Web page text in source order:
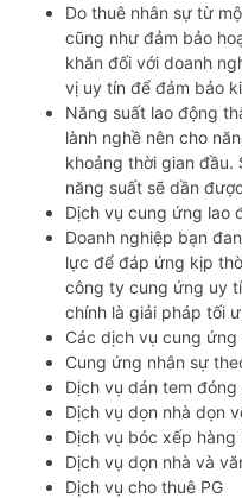
Do thuê nhân sự từ
cũng như đảm bảo
khăn đối với doanh
vị uy tín để đảm bảo
Năng suất lao động
lành nghề nên cho
khoảng thời gian đầu.
năng suất sẽ dần
Dịch vụ cung ứng lao
Doanh nghiệp bạn
lực để đáp ứng kịp
công ty cung ứng uy
chính là giải pháp tối
Các dịch vụ cung ứng
Cung ứng nhân sự
Dịch vụ dán tem
Dịch vụ dọn nhà dọn
Dịch vụ bóc xếp hàng
Dịch vụ dọn nhà và
Dịch vụ cho thuê PG